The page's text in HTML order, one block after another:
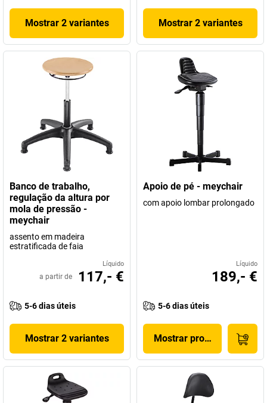
Mostrar 2 variantes Mostrar 2 variantes
Banco de trabalho,
regulação da altura por
mola de pressão -
meychair
assento em madeira
estratificada de faia
Líquido
a partir de 117,- €
5-6 dias úteis
Mostrar 2 variantes
Apoio de pé - meychair
com apoio lombar prolongado
Líquido
189,- €
5-6 dias úteis
Mostrar produto